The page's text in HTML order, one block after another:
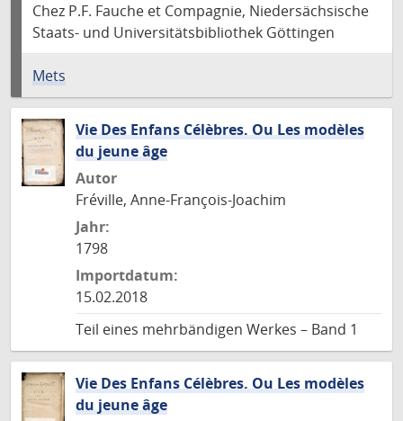
Chez P.F. Fauche et Compagnie, Niedersächsische
Staats- und Universitätsbibliothek Göttingen
Mets
Vie Des Enfans Célèbres. Ou Les modèles
du jeune âge
Autor
Fréville, Anne-François-Joachim
Jahr:
1798
Importdatum:
15.02.2018
Teil eines mehrbändigen Werkes – Band 1
Vie Des Enfans Célèbres. Ou Les modèles
du jeune âge